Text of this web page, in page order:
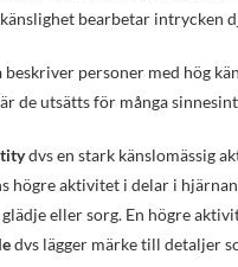
bearbetar intrycken
beskriver personer med hög
de utsätts för många
dvs en stark känslomässig
högre aktivitet i delar i
eller sorg. En högre
dvs lägger märke till detaljer